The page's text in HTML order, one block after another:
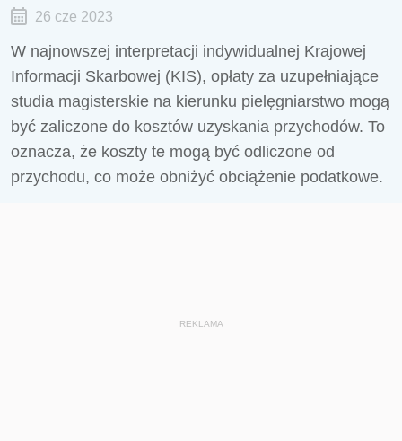
26 cze 2023
W najnowszej interpretacji indywidualnej Krajowej
Informacji Skarbowej (KIS), opłaty za uzupełniające
studia magisterskie na kierunku pielęgniarstwo mogą
być zaliczone do kosztów uzyskania przychodów. To
oznacza, że koszty te mogą być odliczone od
przychodu, co może obniżyć obciążenie podatkowe.
REKLAMA